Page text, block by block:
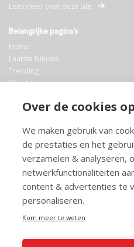
Over de cookies
We maken gebruik van
de prestaties en het
verzamelen & analyseren,
netwerkfunctionaliteiten
content & advertenties te
personaliseren.
Kom meer te weten
Lees meer over deze site
Belangrijke pagina’s
Home
Laatste Nieuws
Trending
Blog Maurice
Bibliotheek
Info en service
FAQ
Doneren
Privacy
Voorwaarden
Meedoen